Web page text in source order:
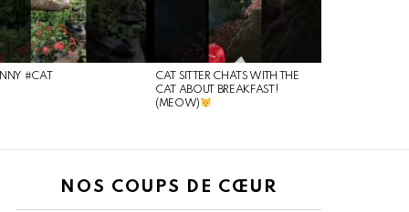
#CAT
CAT SITTER CHATS WITH THE
CAT ABOUT BREAKFAST!
(MEOW)
NOS COUPS DE CŒUR